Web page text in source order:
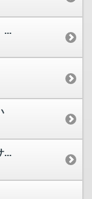
...
...